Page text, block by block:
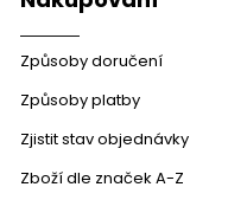
Způsoby doručení
Způsoby platby
Zjistit stav objednávky
Zboží dle značek A-Z